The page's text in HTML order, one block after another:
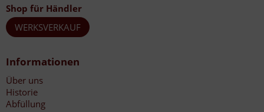
Shop für Händler
WERKSVERKAUF
Informationen
Über uns
Historie
Abfüllung